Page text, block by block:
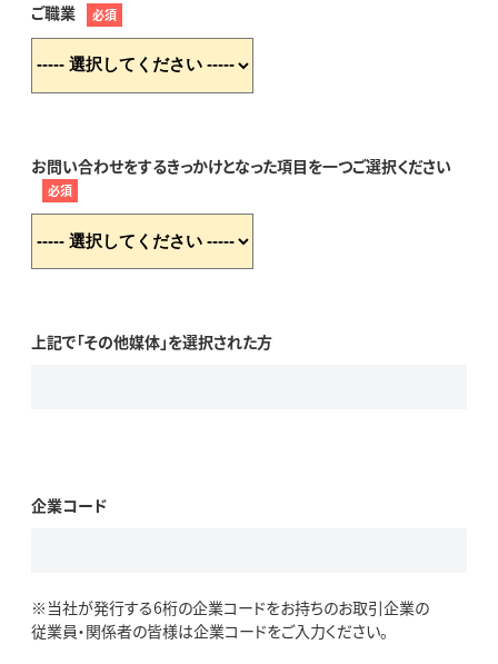
ご職業 必須
お問い合わせをするきっかけとなった項目を一つご選択ください
必須
上記で「その他媒体」を選択された方
企業コード
※当社が発行する6桁の企業コードをお持ちのお取引企業の
従業員・関係者の皆様は企業コードをご入力ください。